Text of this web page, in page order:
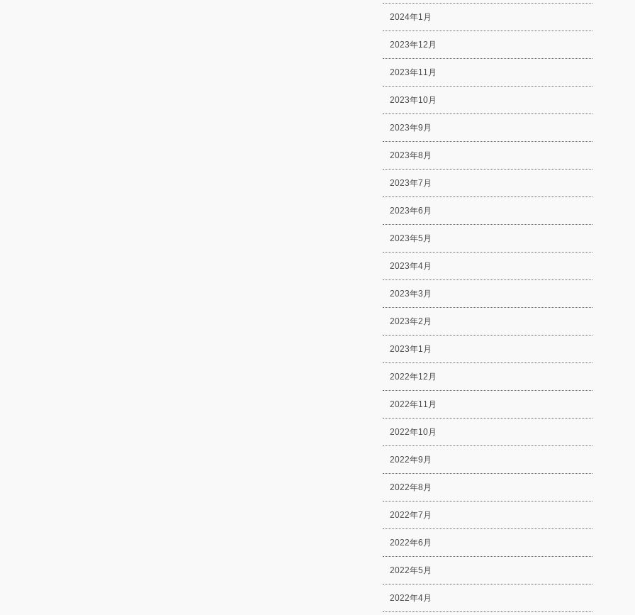
2024年1月
2023年12月
2023年11月
2023年10月
2023年9月
2023年8月
2023年7月
2023年6月
2023年5月
2023年4月
2023年3月
2023年2月
2023年1月
2022年12月
2022年11月
2022年10月
2022年9月
2022年8月
2022年7月
2022年6月
2022年5月
2022年4月